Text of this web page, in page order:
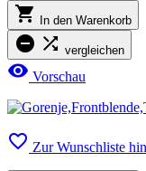
 In den Warenkorb
  vergleichen
 Vorschau
 Zur Wunschliste